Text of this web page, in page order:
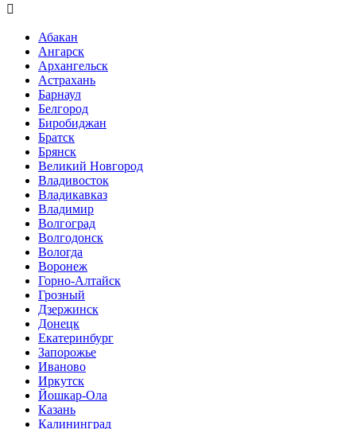

Абакан
Ангарск
Архангельск
Астрахань
Барнаул
Белгород
Биробиджан
Братск
Брянск
Великий Новгород
Владивосток
Владикавказ
Владимир
Волгоград
Волгодонск
Вологда
Воронеж
Горно-Алтайск
Грозный
Дзержинск
Донецк
Екатеринбург
Запорожье
Иваново
Иркутск
Йошкар-Ола
Казань
Калининград